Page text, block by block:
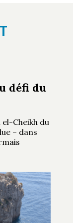
défi du
el-Cheikh du
– dans